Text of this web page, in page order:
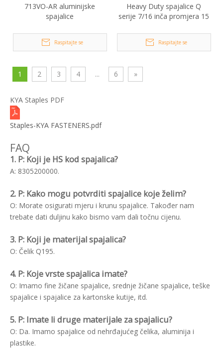
713VO-AR aluminijske
spajalice
Raspitajte se
Heavy Duty spajalice Q
serije 7/16 inča promjera 15
Raspitajte se
1 2 3 4 ... 6 »
KYA Staples PDF
Staples-KYA FASTENERS.pdf
FAQ
1. P: Koji je HS kod spajalica?
A: 8305200000.
2. P: Kako mogu potvrditi spajalice koje želim?
O: Morate osigurati mjeru i krunu spajalice. Također nam
trebate dati duljinu kako bismo vam dali točnu cijenu.
3. P: Koji je materijal spajalica?
O: Čelik Q195.
4. P: Koje vrste spajalica imate?
O: Imamo fine žičane spajalice, srednje žičane spajalice, teške
spajalice i spajalice za kartonske kutije, itd.
5. P: Imate li druge materijale za spajalicu?
O: Da. Imamo spajalice od nehrđajućeg čelika, aluminija i
plastike.